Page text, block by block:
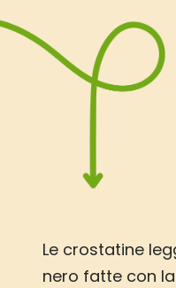
Le crostatine
nero fatte con